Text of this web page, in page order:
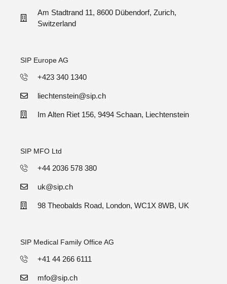
Am Stadtrand 11, 8600 Dübendorf, Zurich,
Switzerland
SIP Europe AG
+423 340 1340
liechtenstein@sip.ch
Im Alten Riet 156, 9494 Schaan, Liechtenstein
SIP MFO Ltd
+44 2036 578 380
uk@sip.ch
98 Theobalds Road, London, WC1X 8WB, UK
SIP Medical Family Office AG
+41 44 266 6111
mfo@sip.ch